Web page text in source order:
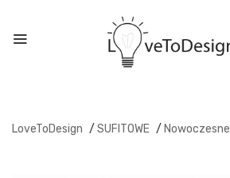
LoveToDesign / SUFITOWE / Nowoczesne